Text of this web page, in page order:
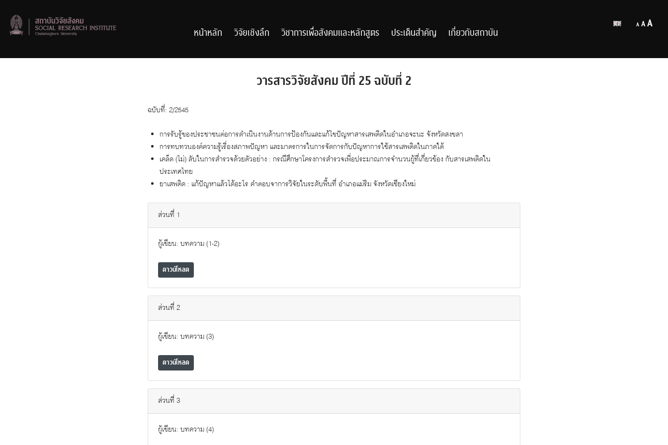
content
หน้าหลัก วิจัยเชิงลึก วิชาการเพื่อสังคมและหลักสูตร ประเด็นสำคัญ เกี่ยวกับสถาบัน
A
Decrease
font
AReset
A
วารสารวิจัยสังคม ปีที่ 25 ฉบับที่ 2
ฉบับที่: 2/2545
การรับรู้ของประชาชนต่อการดำเนินงานด้านการป้องกันและแก้ไขปัญหาสารเสพติดในอำเภอจะนะ จังหวัดสงขลา
การทบทวนองค์ความรู้เรื่องสภาพปัญหา และมาตรการในการจัดการกับปัญหาการใช้สารเสพติดในภาคใต้
เคล็ด (ไม่) ลับในการสำรวจด้วยตัวอย่าง : กรณีศึกษาโครงการสำรวจเพื่อประมาณการจำนวนผู้ที่เกี่ยวข้อง กับสารเสพติดใน
ประเทศไทย
ยาเสพติด : แก้ปัญหาแล้วได้อะไร คำตอบจาการวิจัยในระดับพื้นที่ อำเภอแม่ริม จังหวัดเชียงใหม่
ส่วนที่ 1
ผู้เขียน: บทความ (1-2)
ดาวน์โหลด
ส่วนที่ 2
ผู้เขียน: บทความ (3)
ดาวน์โหลด
ส่วนที่ 3
ผู้เขียน: บทความ (4)